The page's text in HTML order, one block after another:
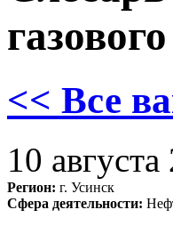
<< Все
10
Регион: г. Усинск
Сфера деятельности: